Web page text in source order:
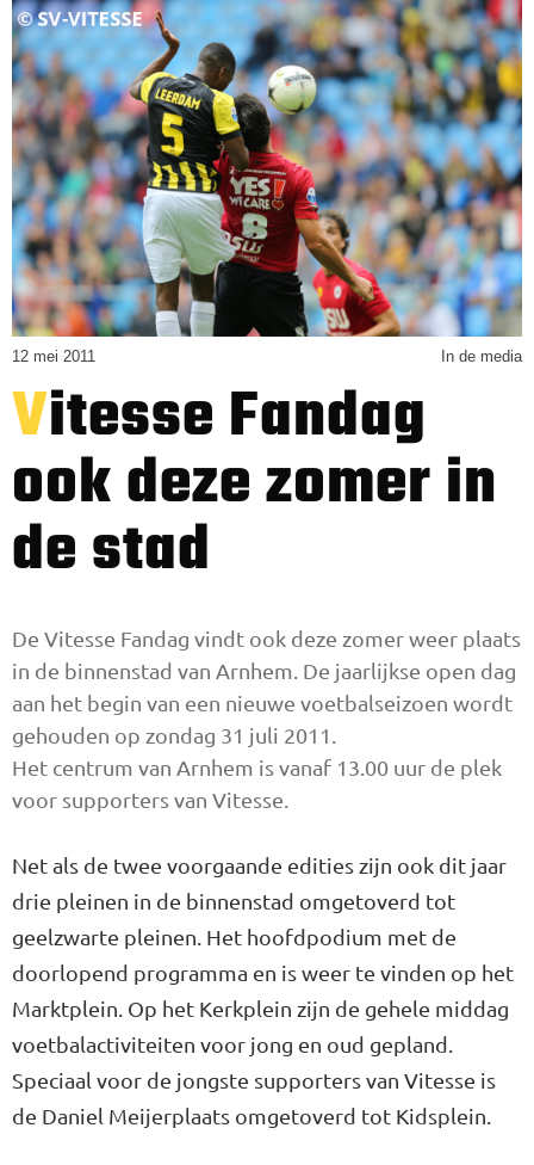
12 mei 2011 In de media
Vitesse Fandag
ook deze zomer in
de stad
De Vitesse Fandag vindt ook deze zomer weer plaats
in de binnenstad van Arnhem. De jaarlijkse open dag
aan het begin van een nieuwe voetbalseizoen wordt
gehouden op zondag 31 juli 2011.
Het centrum van Arnhem is vanaf 13.00 uur de plek
voor supporters van Vitesse.
Net als de twee voorgaande edities zijn ook dit jaar
drie pleinen in de binnenstad omgetoverd tot
geelzwarte pleinen. Het hoofdpodium met de
doorlopend programma en is weer te vinden op het
Marktplein. Op het Kerkplein zijn de gehele middag
voetbalactiviteiten voor jong en oud gepland.
Speciaal voor de jongste supporters van Vitesse is
de Daniel Meijerplaats omgetoverd tot Kidsplein.